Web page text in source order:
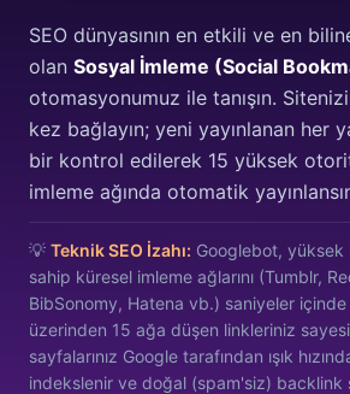
SEO dünyasının en etkili ve en
olan Sosyal İmleme (Social
otomasyonumuz ile tanışın. Sitenizin
kez bağlayın; yeni yayınlanan her
bir kontrol edilerek 15 yüksek
imleme ağında otomatik
💡 Teknik SEO İzahı: Googlebot, yüksek
sahip küresel imleme ağlarını (Tumblr,
BibSonomy, Hatena vb.) saniyeler içinde
üzerinden 15 ağa düşen linkleriniz
sayfalarınız Google tarafından ışık
indekslenir ve doğal (spam'siz) backlink